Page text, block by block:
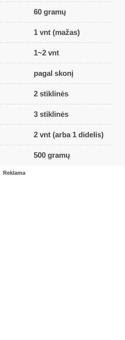
60 gramų
1 vnt (mažas)
1~2 vnt
pagal skonį
2 stiklinės
3 stiklinės
2 vnt (arba 1 didelis)
500 gramų
Reklama